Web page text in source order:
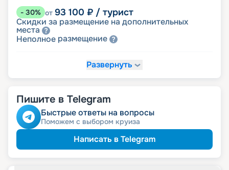
- 30% от 93 100 ₽ / турист
Скидки за размещение на дополнительных
места
Неполное размещение
₽/ турист
-10% от 119 700 ₽/ турист
Скидкапенсионерам
Скидка сотрудникам силовыхведомств
Скидкаветеранам
Скидка многодетнымсемьям
Развернуть
Пишите в Telegram
Быстрые ответы на вопросы
Поможем с выбором круиза
Написать в Telegram